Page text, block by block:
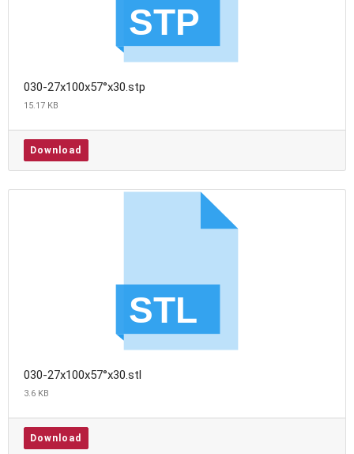
030-27x100x57°x30.stp
15.17 KB
Download
030-27x100x57°x30.stl
3.6 KB
Download